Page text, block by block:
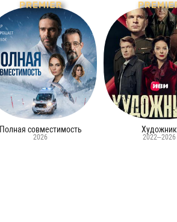
Полная совместимость
2026
Художник
2022–2026